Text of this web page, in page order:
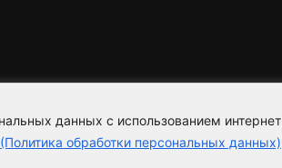
данных с использованием
(Политика обработки персональных данных)
Для справки
Политика обработки персональных данных